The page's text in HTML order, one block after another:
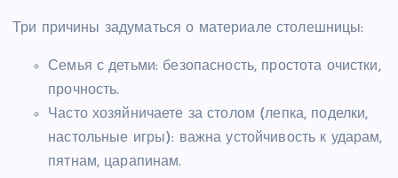
Три причины задуматься о материале столешницы:
Семья с детьми: безопасность, простота очистки,
прочность.
Часто хозяйничаете за столом (лепка, поделки,
настольные игры): важна устойчивость к ударам,
пятнам, царапинам.